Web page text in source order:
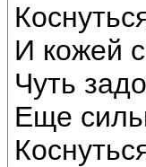
И кожей
Чуть
Еще